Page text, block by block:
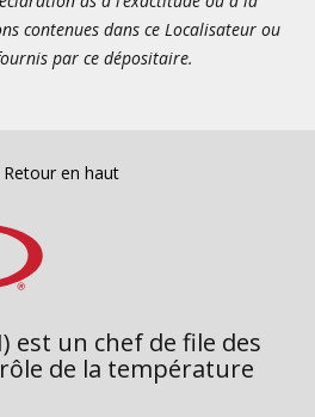
contenues dans ce Localisateur ou
par ce dépositaire.
Retour en haut
est un chef de file des
de la température